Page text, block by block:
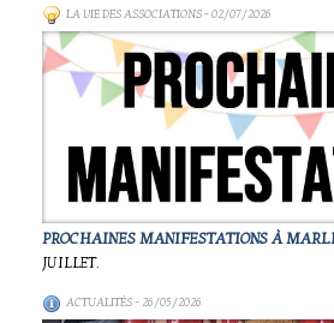
LA VIE DES ASSOCIATIONS- 02/07/2026
PROCHAINES MANIFESTATIONS À
JUILLET.
ACTUALITÉS- 26/05/2026